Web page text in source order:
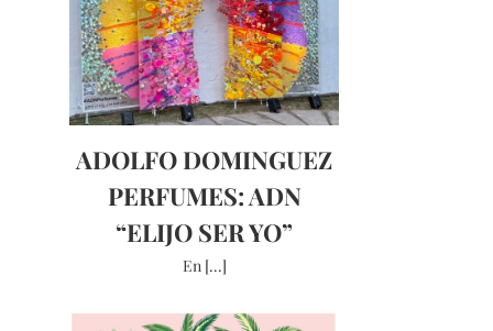
ADOLFO DOMINGUEZ
PERFUMES: ADN
“ELIJO SER YO”
En [...]